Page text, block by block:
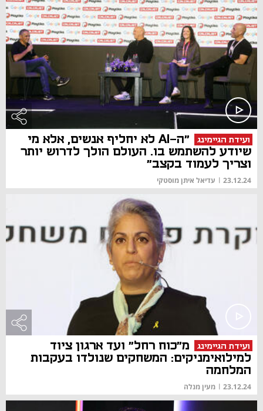
ועידת הגיימינג
"ה-AI לא יחליף אנשים, אלא מי
שיודע להשתמש בו. העולם הולך לדרוש יותר
וצריך לעמוד בקצב"
23.12.24
| עדיאל איתן מוסטקי
ועידת הגיימינג
מ"כוח רחל" ועד ארגון ציוד
למילואימניקים: המשחקים שנולדו בעקבות
המלחמה
23.12.24
| מעין מנלה